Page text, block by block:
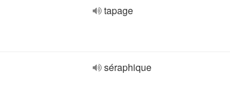
tapage
séraphique